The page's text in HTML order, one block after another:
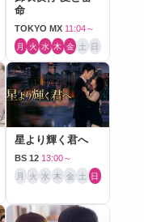
命
TOKYO MX 11:04～
月 火 水 木 金 土 日
星より輝く君へ
BS 12 13:00～
月 火 水 木 金 土 日